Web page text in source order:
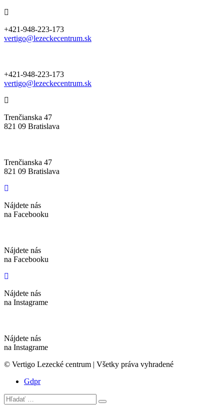
+421-948-223-173
vertigo@lezeckecentrum.sk
+421-948-223-173
vertigo@lezeckecentrum.sk
Trenčianska 47
821 09 Bratislava
Trenčianska 47
821 09 Bratislava
Nájdete nás
na Facebooku
Nájdete nás
na Facebooku
Nájdete nás
na Instagrame
Nájdete nás
na Instagrame
© Vertigo Lezecké centrum | Všetky práva vyhradené
Gdpr
Hľadať:
Search